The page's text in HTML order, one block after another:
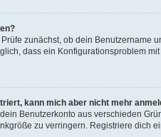
zunächst, ob dein Benutzername
dass ein Konfigurationsproblem
kann mich aber nicht mehr
Benutzerkonto aus verschieden
zu verringern. Registriere dich